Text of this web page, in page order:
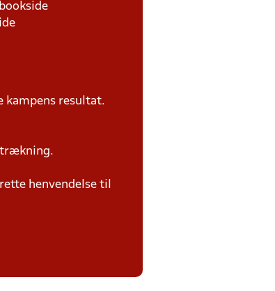
kampens resultat.
henvendelse til